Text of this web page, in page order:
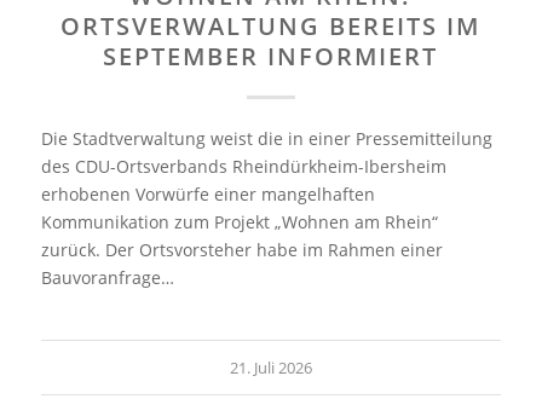
ORTSVERWALTUNG BEREITS IM
SEPTEMBER INFORMIERT
Die Stadtverwaltung weist die in einer Pressemitteilung
des CDU-Ortsverbands Rheindürkheim-Ibersheim
erhobenen Vorwürfe einer mangelhaften
Kommunikation zum Projekt „Wohnen am Rhein“
zurück. Der Ortsvorsteher habe im Rahmen einer
Bauvoranfrage…
21. Juli 2026